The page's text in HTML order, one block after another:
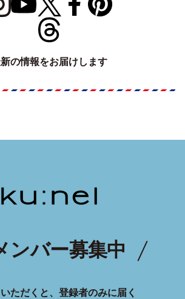
の情報をお届けします
ンバー募集中
ただくと、登録者のみに届く